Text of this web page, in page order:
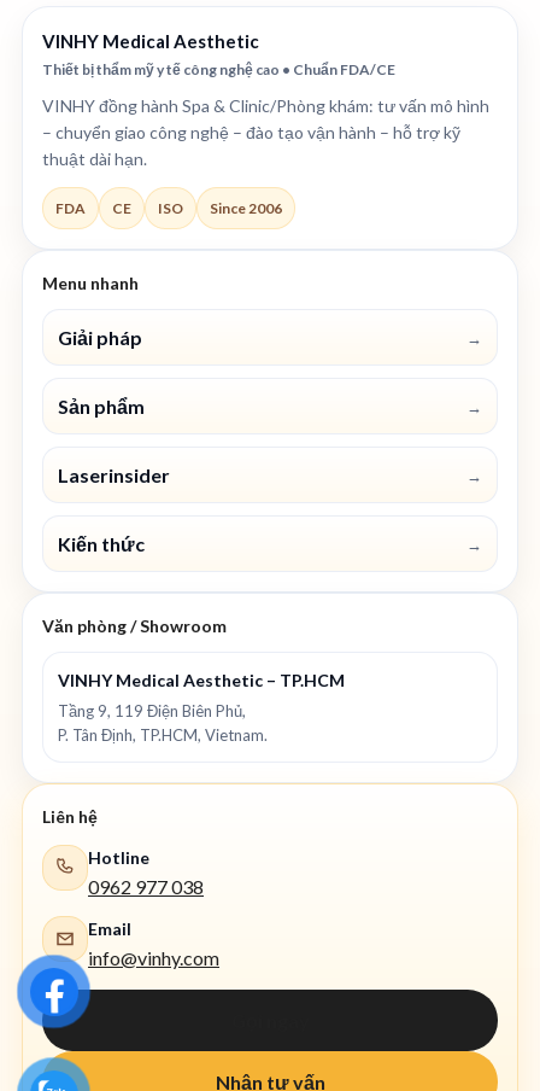
VINHY Medical Aesthetic
Thiết bị thẩm mỹ y tế công nghệ cao • Chuẩn FDA/CE
VINHY đồng hành Spa & Clinic/Phòng khám: tư vấn mô hình
– chuyển giao công nghệ – đào tạo vận hành – hỗ trợ kỹ
thuật dài hạn.
FDA CE ISO Since 2006
Menu nhanh
Giải pháp →
Sản phẩm →
Laserinsider →
Kiến thức →
Văn phòng / Showroom
VINHY Medical Aesthetic – TP.HCM
Tầng 9, 119 Điện Biên Phủ,
P. Tân Định, TP.HCM, Vietnam.
Liên hệ
Hotline
0962 977 038
Email
info@vinhy.com
Nhận tư vấn